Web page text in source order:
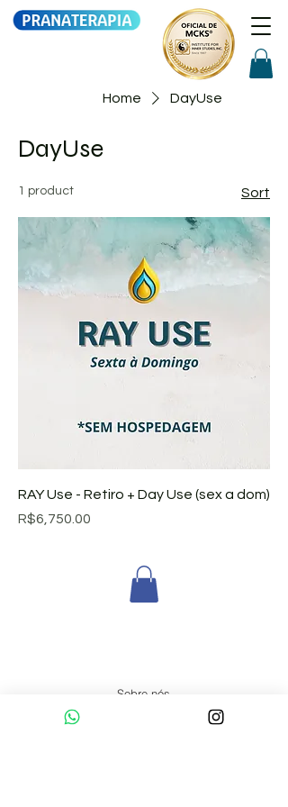
Home DayUse
DayUse
1 product Sort
RAY Use - Retiro + Day Use (sex a dom)
Price
R$6,750.00
Sobre nós
Pranaterapeutas Certificados